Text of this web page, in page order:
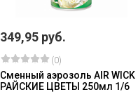
349,95 руб.
(0)
Сменный аэрозоль AIR WICK
РАЙСКИЕ ЦВЕТЫ 250мл 1/6